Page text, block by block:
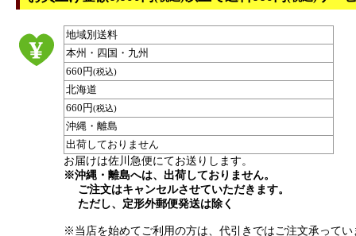
地域別送料
本州・四国・九州
660円(税込)
北海道
660円(税込)
沖縄・離島
出荷しておりません
お届けは佐川急便にてお送りします。
※沖縄・離島へは、出荷しておりません。
ご注文はキャンセルさせていただきます。
ただし、定形外郵便発送は除く
※当店を始めてご利用の方は、代引きではご注文承ってい